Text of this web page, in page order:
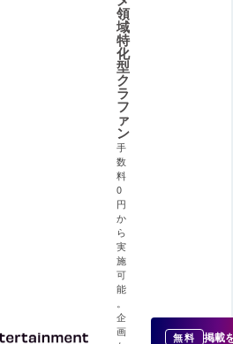
領
域
特
化
型
ク
ラ
フ
ァ
ン
手
数
料
0
円
か
ら
実
施
可
能
。
企
画
無料 掲載